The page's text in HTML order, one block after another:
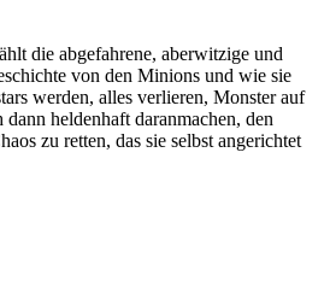
die abgefahrene, aberwitzige und
von den Minions und wie sie
werden, alles verlieren, Monster auf
heldenhaft daranmachen, den
zu retten, das sie selbst angerichtet